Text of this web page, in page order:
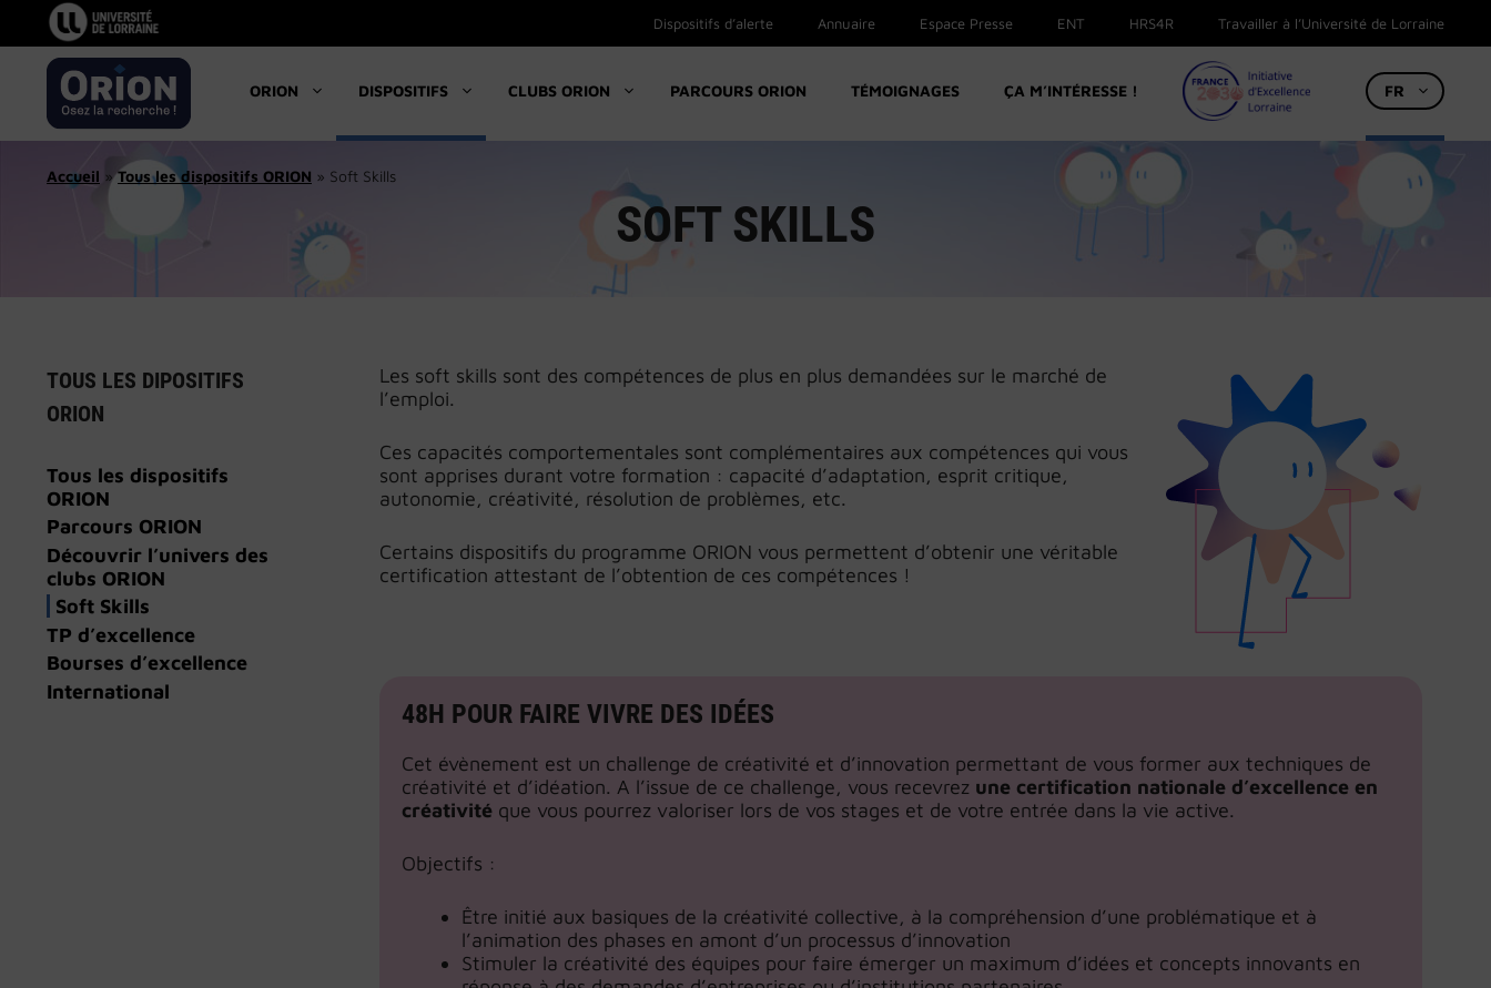
contenu
Dispositifs d’alerte Annuaire Espace Presse ENT HRS4R Travailler à l’Université de Lorraine
ORION DISPOSITIFS CLUBS ORION PARCOURS ORION TÉMOIGNAGES ÇA M’INTÉRESSE ! FR
Accueil »Tous les dispositifs ORION » Soft Skills
SOFT SKILLS
Les soft skills sont des compétences de plus en plus demandées sur le marché de
l’emploi.
Ces capacités comportementales sont complémentaires aux compétences qui vous
sont apprises durant votre formation : capacité d’adaptation, esprit critique,
autonomie, créativité, résolution de problèmes, etc.
Certains dispositifs du programme ORION vous permettent d’obtenir une véritable
certification attestant de l’obtention de ces compétences !
48H POUR FAIRE VIVRE DES IDÉES
Cet évènement est un challenge de créativité et d’innovation permettant de vous former aux techniques de
créativité et d’idéation. A l’issue de ce challenge, vous recevrez une certification nationale d’excellence en
créativité que vous pourrez valoriser lors de vos stages et de votre entrée dans la vie active.
Objectifs :
Être initié aux basiques de la créativité collective, à la compréhension d’une problématique et à
l’animation des phases en amont d’un processus d’innovation
Stimuler la créativité des équipes pour faire émerger un maximum d’idées et concepts innovants en
TOUS LES DIPOSITIFS
ORION
Tous les dispositifs
ORION
Parcours ORION
Découvrir l’univers des
clubs ORION
Soft Skills
TP d’excellence
Bourses d’excellence
International